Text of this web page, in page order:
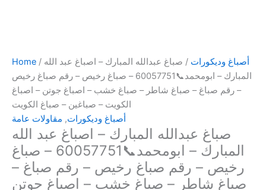
Home / أصباغ وديكورات / صباغ عبدالله المبارك – اصباغ عبد الله
المبارك – ابومحمد📞60057751 – صباغ رخيص – رقم صباغ رخيص
– رقم صباغ – صباغ شاطر – صباغ خشب – اصباغ جوتن – اصباغ
الكويت – صباغين – صباغ الكويت
أصباغ وديكورات, مقاولات عامة
صباغ عبدالله المبارك – اصباغ عبد الله
المبارك – ابومحمد📞60057751 – صباغ
رخيص – رقم صباغ رخيص – رقم صباغ –
صباغ شاطر – صباغ خشب – اصباغ جوتن